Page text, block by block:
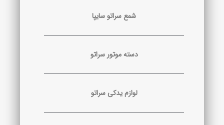
شمع سراتو سایپا
دسته موتور سراتو
لوازم یدکی سراتو